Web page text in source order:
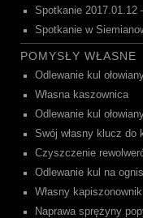
Spotkanie 2017.01.12
Spotkanie w
POMYSŁY WŁASNE
Odlewanie kul
Własna kaszownica
Odlewanie kul
Swój własny klucz do
Czyszczenie
Odlewanie kul na
Własny kapiszonownik
Naprawa sprężyny